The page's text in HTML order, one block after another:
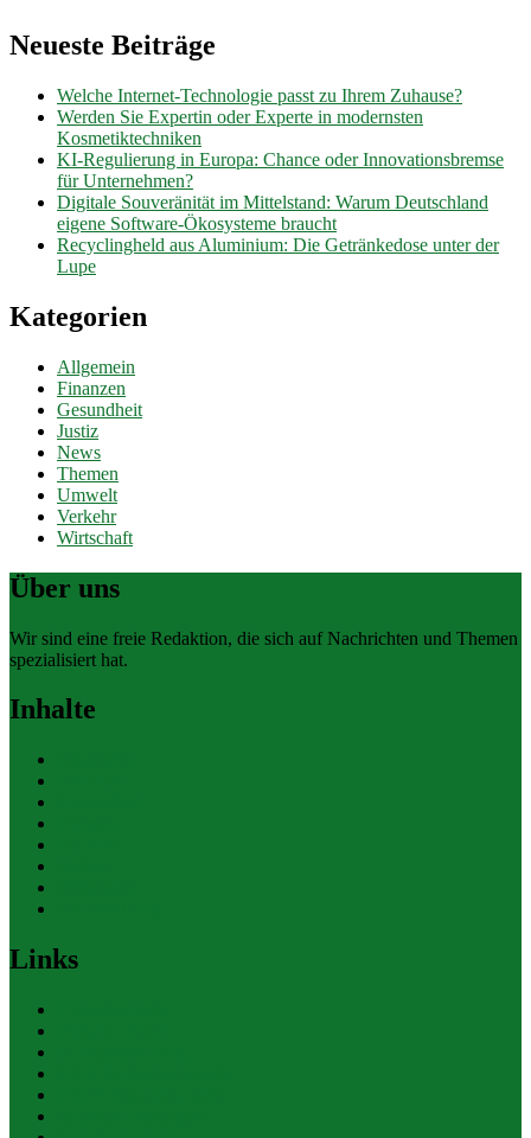
Neueste Beiträge
Welche Internet-Technologie passt zu Ihrem Zuhause?
Werden Sie Expertin oder Experte in modernsten
Kosmetiktechniken
KI-Regulierung in Europa: Chance oder Innovationsbremse
für Unternehmen?
Digitale Souveränität im Mittelstand: Warum Deutschland
eigene Software-Ökosysteme braucht
Recyclingheld aus Aluminium: Die Getränkedose unter der
Lupe
Kategorien
Allgemein
Finanzen
Gesundheit
Justiz
News
Themen
Umwelt
Verkehr
Wirtschaft
Über uns
Wir sind eine freie Redaktion, die sich auf Nachrichten und Themen
spezialisiert hat.
Inhalte
Links